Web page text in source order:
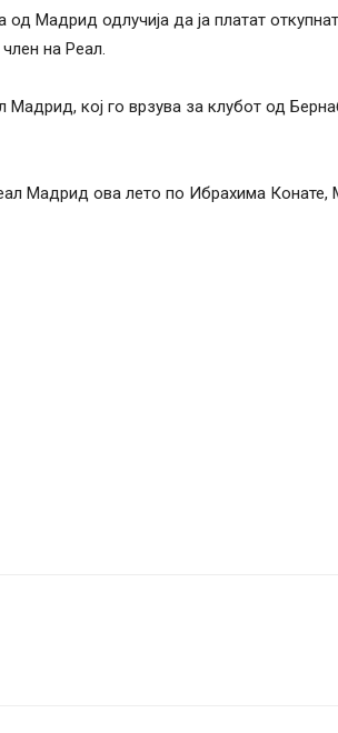
Мадрид одлучија да ја платат
на Реал.
кој го врзува за клубот од
Мадрид ова лето по Ибрахима Конате,